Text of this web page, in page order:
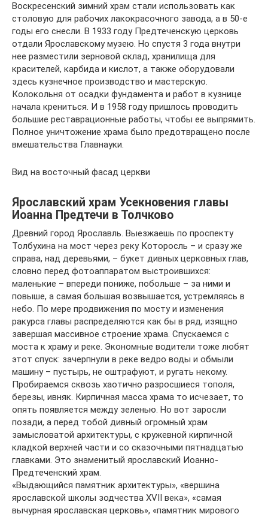
Воскресенский зимний храм стали использовать как
столовую для рабочих лакокрасочного завода, а в 50-е
годы его снесли. В 1933 году Предтеченскую церковь
отдали Ярославскому музею. Но спустя 3 года внутри
нее разместили зерновой склад, хранилища для
красителей, карбида и кислот, а также оборудовали
здесь кузнечное производство и мастерскую.
Колокольня от осадки фундамента и работ в кузнице
начала крениться. И в 1958 году пришлось проводить
большие реставрационные работы, чтобы ее выпрямить.
Полное уничтожение храма было предотвращено после
вмешательства Главнауки.
Вид на восточный фасад церкви
Ярославский храм Усекновения главы
Иоанна Предтечи в Толчково
Древний город Ярославль. Выезжаешь по проспекту
Толбухина на мост через реку Которосль – и сразу же
справа, над деревьями, – букет дивных церковных глав,
словно перед фотоаппаратом выстроившихся:
маленькие – впереди пониже, побольше – за ними и
повыше, а самая большая возвышается, устремляясь в
небо. По мере продвижения по мосту и изменения
ракурса главы распределяются как бы в ряд, изящно
завершая массивное строение храма. Спускаемся с
моста к храму и реке. Экономные водители тоже любят
этот спуск: зачерпнули в реке ведро воды и обмыли
машину – пустырь, не оштрафуют, и ругать некому.
Пробираемся сквозь хаотично разросшиеся тополя,
березы, ивняк. Кирпичная масса храма то исчезает, то
опять появляется между зеленью. Но вот заросли
позади, а перед тобой дивный огромный храм
замысловатой архитектуры, с кружевной кирпичной
кладкой верхней части и со сказочными пятнадцатью
главками. Это знаменитый ярославский Иоанно-
Предтеченский храм.
«Выдающийся памятник архитектуры», «вершина
ярославской школы зодчества XVII века», «самая
вычурная ярославская церковь», «памятник мирового